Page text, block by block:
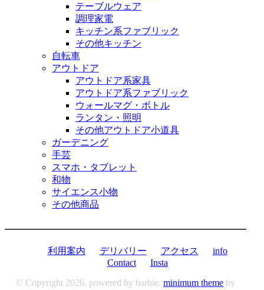
テーブルウェア
調理家電
キッチン系ファブリック
その他キッチン
自転車
アウトドア
アウトドア系家具
アウトドア系ファブリック
ウォールマグ・ボトル
ランタン・照明
その他アウトドア小道具
ガーデニング
手芸
スマホ・タブレット
和物
サイエンス小物
その他商品
利用案内 デリバリー アクセス
info
Contact
Insta
© Copyright 2026. powered by barbie.minimum theme by